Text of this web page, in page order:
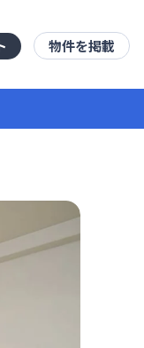
物件を掲載